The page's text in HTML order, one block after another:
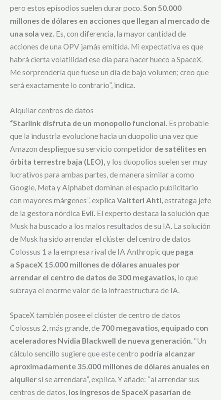
pero estos episodios suelen durar poco.Son 50.000
millones de dólares en acciones que llegan al mercado de
una sola vez. Es, con diferencia, la mayor cantidad de
acciones de una OPV jamás emitida. Mi expectativa es que
habrá cierta volatilidad ese día para hacer hueco a SpaceX.
Me sorprendería que fuese un día de bajo volumen; creo que
será exactamente lo contrario”, indica.
Alquilar centros de datos
“Starlink disfruta de un monopolio funcional. Es probable
que la industria evolucione hacia un duopolio una vez que
Amazon despliegue su servicio competidor de satélites en
órbita terrestre baja (LEO),y los duopolios suelen ser muy
lucrativos para ambas partes, de manera similar a como
Google, Meta y Alphabet dominan el espacio publicitario
con mayores márgenes”, explica Valtteri Ahti,estratega jefe
de la gestora nórdica Evli. El experto destaca la solución que
Musk ha buscado a los malos resultados de su IA. La solución
de Musk ha sido arrendar el clúster del centro de datos
Colossus 1 a la empresa rival de IA Anthropic que paga
a SpaceX 15.000 millones de dólares anuales por
arrendar el centro de datos de 300 megavatios, lo que
subraya el enorme valor de la infraestructura de IA.
SpaceX también posee el clúster de centro de datos
Colossus 2, más grande, de 700 megavatios, equipado con
aceleradores Nvidia Blackwell de nueva generación. “Un
cálculo sencillo sugiere que este centro podría alcanzar
aproximadamente 35.000 millones de dólares anuales en
alquilersi se arrendara”, explica. Y añade: “al arrendar sus
centros de datos, los ingresos de SpaceX pasarían de